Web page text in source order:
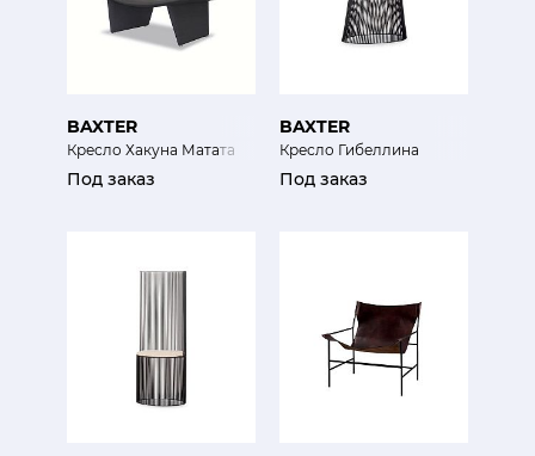
BAXTER
Кресло Хакуна Матата
Под заказ
BAXTER
Кресло Гибеллина
Под заказ